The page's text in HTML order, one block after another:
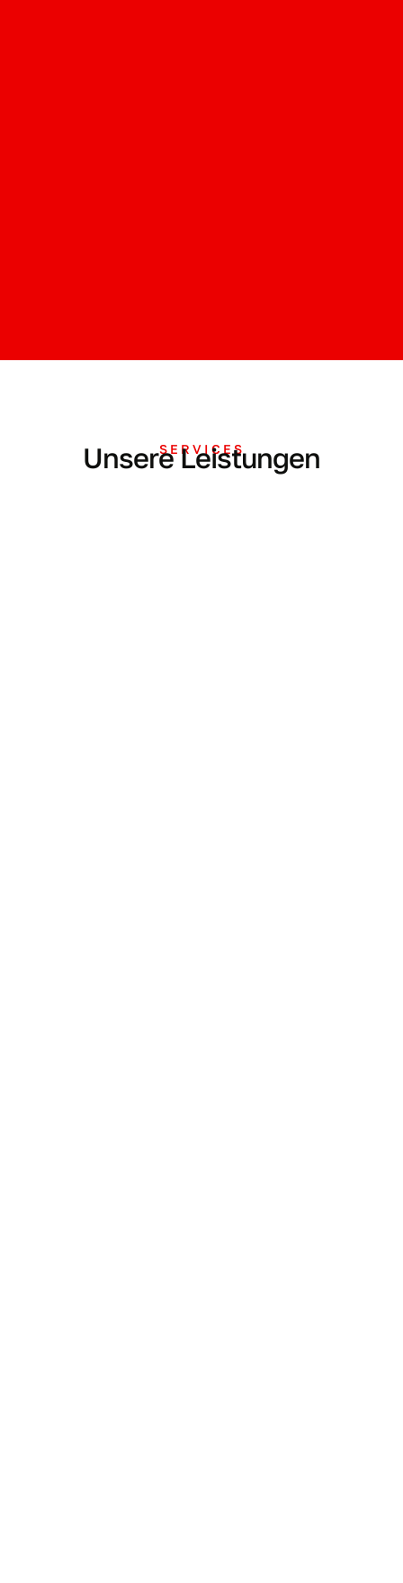
SERVICES
Unsere Leistungen